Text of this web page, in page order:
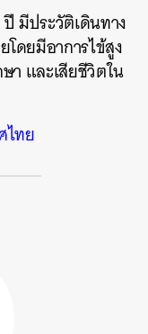
มีประวัติเดินทาง
ดยมีอาการไข้สูง
า และเสียชีวิตใน
ไทย
EMAIL